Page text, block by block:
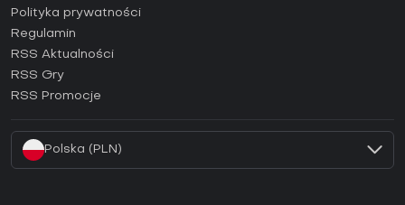
Jak aktywować klucz Epic Games (CD Key)?
Jak aktywować klucz GOG (CD Key)?
Jak aktywować klucz Ubisoft Connect (CD Key)?
Polityka prywatności
Regulamin
RSS Aktualności
RSS Gry
RSS Promocje
Polska (PLN)